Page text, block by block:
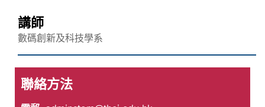
講師
數碼創新及科技學系
聯絡方法